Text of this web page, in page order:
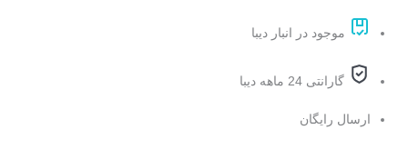
موجود در انبار دیبا
گارانتی 24 ماهه دیبا
ارسال رایگان